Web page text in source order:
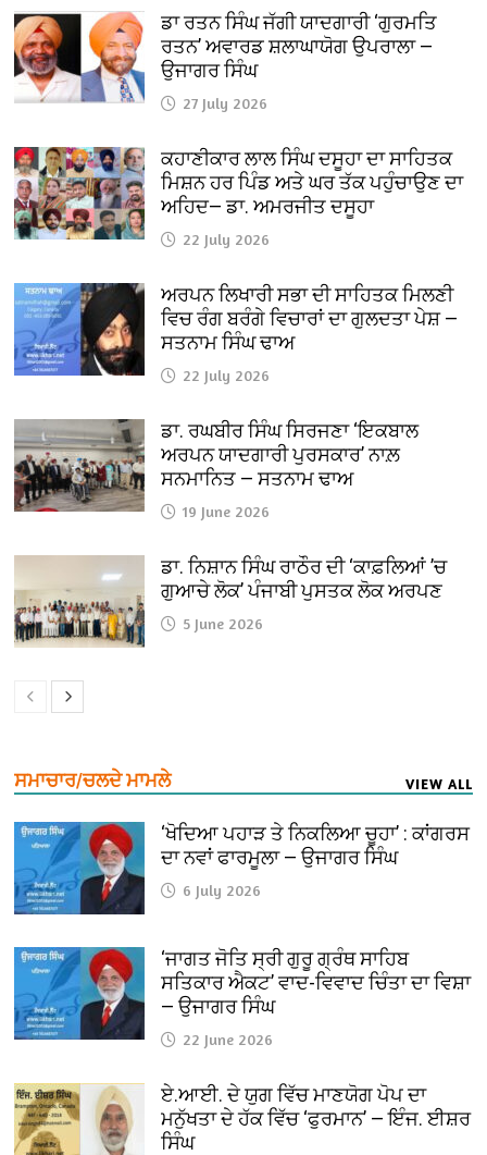
ਡਾ ਰਤਨ ਸਿੰਘ ਜੱਗੀ ਯਾਦਗਾਰੀ ‘ਗੁਰਮਤਿ
ਰਤਨ’ ਅਵਾਰਡ ਸ਼ਲਾਘਾਯੋਗ ਉਪਰਾਲਾ —
ਉਜਾਗਰ ਸਿੰਘ
27 July 2026
ਕਹਾਣੀਕਾਰ ਲਾਲ ਸਿੰਘ ਦਸੂਹਾ ਦਾ ਸਾਹਿਤਕ
ਮਿਸ਼ਨ ਹਰ ਪਿੰਡ ਅਤੇ ਘਰ ਤੱਕ ਪਹੁੰਚਾਉਣ ਦਾ
ਅਹਿਦ— ਡਾ. ਅਮਰਜੀਤ ਦਸੂਹਾ
22 July 2026
ਅਰਪਨ ਲਿਖਾਰੀ ਸਭਾ ਦੀ ਸਾਹਿਤਕ ਮਿਲਣੀ
ਵਿਚ ਰੰਗ ਬਰੰਗੇ ਵਿਚਾਰਾਂ ਦਾ ਗੁਲਦਤਾ ਪੇਸ਼ —
ਸਤਨਾਮ ਸਿੰਘ ਢਾਅ
22 July 2026
ਡਾ. ਰਘਬੀਰ ਸਿੰਘ ਸਿਰਜਣਾ ‘ਇਕਬਾਲ
ਅਰਪਨ ਯਾਦਗਾਰੀ ਪੁਰਸਕਾਰ’ ਨਾਲ਼
ਸਨਮਾਨਿਤ — ਸਤਨਾਮ ਢਾਅ
19 June 2026
ਡਾ. ਨਿਸ਼ਾਨ ਸਿੰਘ ਰਾਠੌਰ ਦੀ ‘ਕਾਫ਼ਲਿਆਂ ’ਚ
ਗੁਆਚੇ ਲੋਕ’ ਪੰਜਾਬੀ ਪੁਸਤਕ ਲੋਕ ਅਰਪਣ
5 June 2026
ਸਮਾਚਾਰ/ਚਲਦੇ ਮਾਮਲੇ VIEW ALL
‘ਖੋਦਿਆ ਪਹਾੜ ਤੇ ਨਿਕਲਿਆ ਚੂਹਾ’ : ਕਾਂਗਰਸ
ਦਾ ਨਵਾਂ ਫਾਰਮੂਲਾ — ਉਜਾਗਰ ਸਿੰਘ
6 July 2026
‘ਜਾਗਤ ਜੋਤਿ ਸ੍ਰੀ ਗੁਰੂ ਗ੍ਰੰਥ ਸਾਹਿਬ
ਸਤਿਕਾਰ ਐਕਟ’ ਵਾਦ-ਵਿਵਾਦ ਚਿੰਤਾ ਦਾ ਵਿਸ਼ਾ
— ਉਜਾਗਰ ਸਿੰਘ
22 June 2026
ਏ.ਆਈ. ਦੇ ਯੁਗ ਵਿੱਚ ਮਾਣਯੋਗ ਪੋਪ ਦਾ
ਮਨੁੱਖਤਾ ਦੇ ਹੱਕ ਵਿੱਚ ‘ਫੁਰਮਾਨ’ — ਇੰਜ. ਈਸ਼ਰ
ਸਿੰਘ